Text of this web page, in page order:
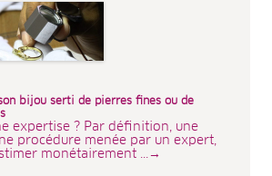
bijou serti de pierres fines ou de
expertise ? Par définition, une
procédure menée par un expert,
monétairement ...→